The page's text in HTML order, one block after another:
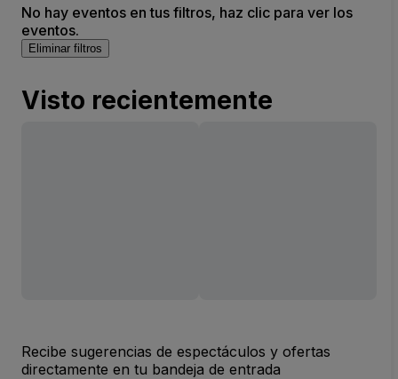
No hay eventos en tus filtros, haz clic para ver los
eventos.
Eliminar filtros
Visto recientemente
Recibe sugerencias de espectáculos y ofertas
directamente en tu bandeja de entrada